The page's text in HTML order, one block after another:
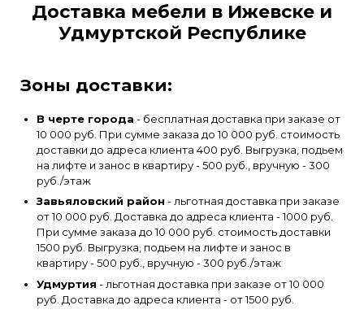
Доставка мебели в Ижевске и
Удмуртской Республике
Зоны доставки:
В черте города - бесплатная доставка при заказе от
10 000 руб. При сумме заказа до 10 000 руб. стоимость
доставки до адреса клиента 400 руб. Выгрузка, подьем
на лифте и занос в квартиру - 500 руб., вручную - 300
руб./этаж
Завьяловский район - льготная доставка при заказе
от 10 000 руб. Доставка до адреса клиента - 1000 руб.
При сумме заказа до 10 000 руб. стоимость доставки
1500 руб. Выгрузка, подьем на лифте и занос в
квартиру - 500 руб., вручную - 300 руб./этаж
Удмуртия - льготная доставка при заказе от 10 000
руб. Доставка до адреса клиента - от 1500 руб.